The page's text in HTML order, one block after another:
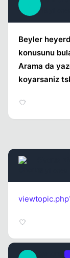
Beyler
konusunu
Arama da
koyarsaniz